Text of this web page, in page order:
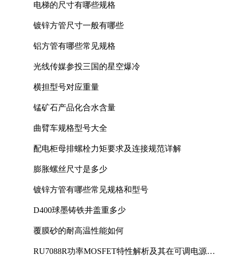
电梯的尺寸有哪些规格
镀锌方管尺寸一般有哪些
铝方管有哪些常见规格
光线传媒参投三国的星空爆冷
横担型号对应重量
锰矿石产品化合水含量
曲臂车规格型号大全
配电柜母排螺栓力矩要求及连接规范详解
膨胀螺丝尺寸是多少
镀锌方管有哪些常见规格和型号
D400球墨铸铁井盖重多少
覆膜砂的耐高温性能如何
RU7088R功率MOSFET特性解析及其在可调电源设